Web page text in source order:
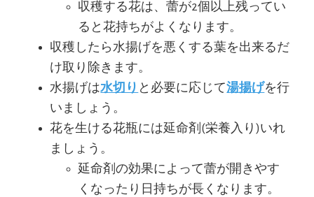
収穫する花は、蕾が2個以上残ってい
ると花持ちがよくなります。
収穫したら水揚げを悪くする葉を出来るだ
け取り除きます。
水揚げは水切り と必要に応じて湯揚げを行
いましょう。
花を生ける花瓶には延命剤(栄養入り)いれ
ましょう。
延命剤の効果によって蕾が開きやす
くなったり日持ちが長くなります。